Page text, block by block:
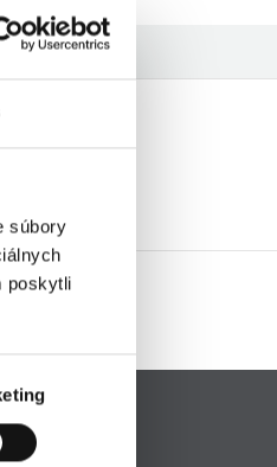
súbory
poskytli
sa k nám